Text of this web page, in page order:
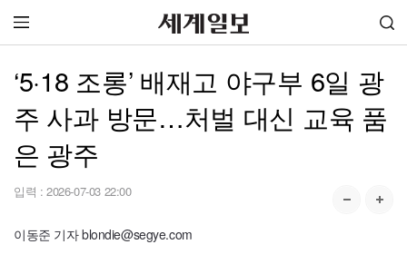
‘5·18 조롱’ 배재고 야구부 6일 광
주 사과 방문…처벌 대신 교육 품
은 광주
입력 : 2026-07-03 22:00
이동준 기자 blondie@segye.com